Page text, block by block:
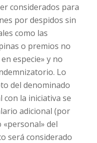
considerados para
por despidos sin
como las
o premios no
especie» y no
Lo
del denominado
con la iniciativa se
adicional (por
del
será considerado